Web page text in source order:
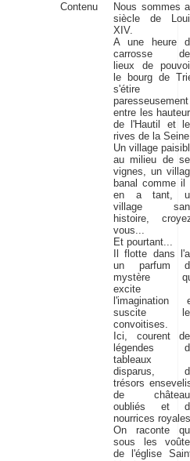
Contenu
Nous sommes
siècle de
XIV.
A une heure
carrosse
lieux de
le bourg de
s'étire
paresseusement
entre les
de l'Hautil et
rives de la
Un village
au milieu de
vignes, un
banal comme il
en a tant,
village
histoire,
vous...
Et pourtant...
Il flotte dans
un parfum
mystère
excite
l'imagination
suscite
convoitises.
Ici, courent
légendes
tableaux
disparus,
trésors
de
oubliés et
nourrices
On raconte
sous les
de l'église